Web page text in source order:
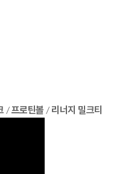
/ 프로틴볼 / 리너지 밀크티